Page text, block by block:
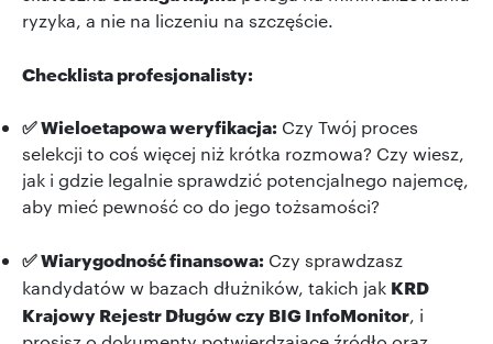
ryzyka, a nie na liczeniu na szczęście.
Checklista profesjonalisty:
✅ Wieloetapowa weryfikacja: Czy Twój proces
selekcji to coś więcej niż krótka rozmowa? Czy wiesz,
jak i gdzie legalnie sprawdzić potencjalnego najemcę,
aby mieć pewność co do jego tożsamości?
✅ Wiarygodność finansowa: Czy sprawdzasz
kandydatów w bazach dłużników, takich jak KRD
Krajowy Rejestr Długów czy BIG InfoMonitor, i